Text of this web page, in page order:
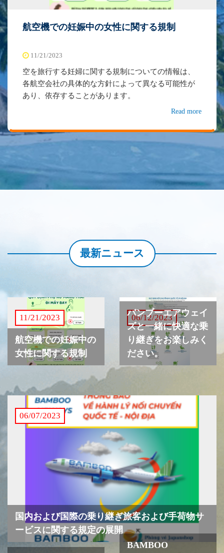
航空機での妊娠中の女性に関する規制
11/21/2023
空を旅行する妊婦に関する規制についての情報は、
各航空会社の具体的な方針によって異なる可能性が
あり、依存することがあります。
Read more
最新ニュース
航空機での妊娠中の
女性に関する規制
11/21/2023
バンブーエアウェイ
ズと一緒に快適な乗
り継ぎをお楽しみく
ださい。
06/12/2023
国内および国際の乗り継ぎ旅客および手荷物サ
ービスに関する規定の展開
06/07/2023
BAMBOO